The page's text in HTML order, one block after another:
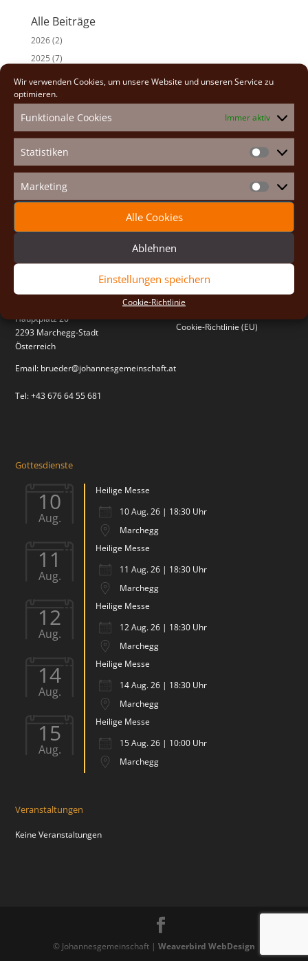
Wir verwenden Cookies, um unsere Website und unseren Service zu
optimieren.
Funktionale Cookies Immer aktiv
Statistiken
Marketing Marketing
Alle Cookies
Ablehnen
Einstellungen speichern
Cookie-Richtlinie
Alle Beiträge
2026(2)
2025 (7)
(5)
2023(13)
2022
2021(7)
2020(2)
2019(8)
2018(2)
2017(2)
St. Johannes Gemeinschaft
Hauptplatz 26
2293 Marchegg-Stadt
Österreich
Email: brueder@johannesgemeinschaft.at
Tel: +43 676 64 55 681
Quicklinks
Impressum
Cookie-Richtlinie (EU)
Gottesdienste
10
Aug.
Heilige Messe
10 Aug. 26 | 18:30 Uhr
Marchegg
11
Aug.
Heilige Messe
11 Aug. 26 | 18:30 Uhr
Marchegg
12
Aug.
Heilige Messe
12 Aug. 26 | 18:30 Uhr
Marchegg
14
Aug.
Heilige Messe
14 Aug. 26 | 18:30 Uhr
Marchegg
15
Aug.
Heilige Messe
15 Aug. 26 | 10:00 Uhr
Marchegg
Veranstaltungen
Keine Veranstaltungen
© Johannesgemeinschaft | Weaverbird WebDesign